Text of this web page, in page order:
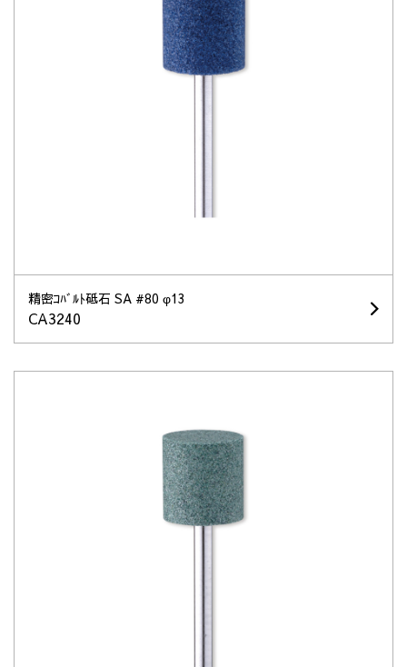
精密ｺﾊﾞﾙﾄ砥石 SA #80 φ13
CA3240